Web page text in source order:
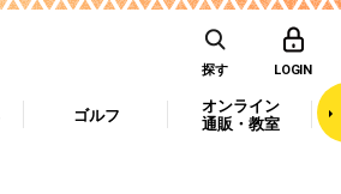
探す LOGIN
ゴルフ
オンライン
通販・教室